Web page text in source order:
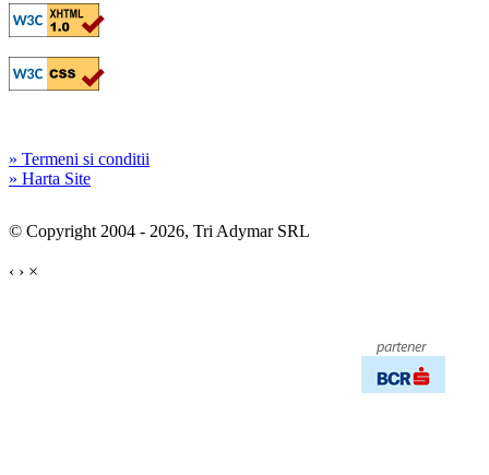
» Termeni si conditii
» Harta Site
© Copyright 2004 - 2026, Tri Adymar SRL
‹ › ×